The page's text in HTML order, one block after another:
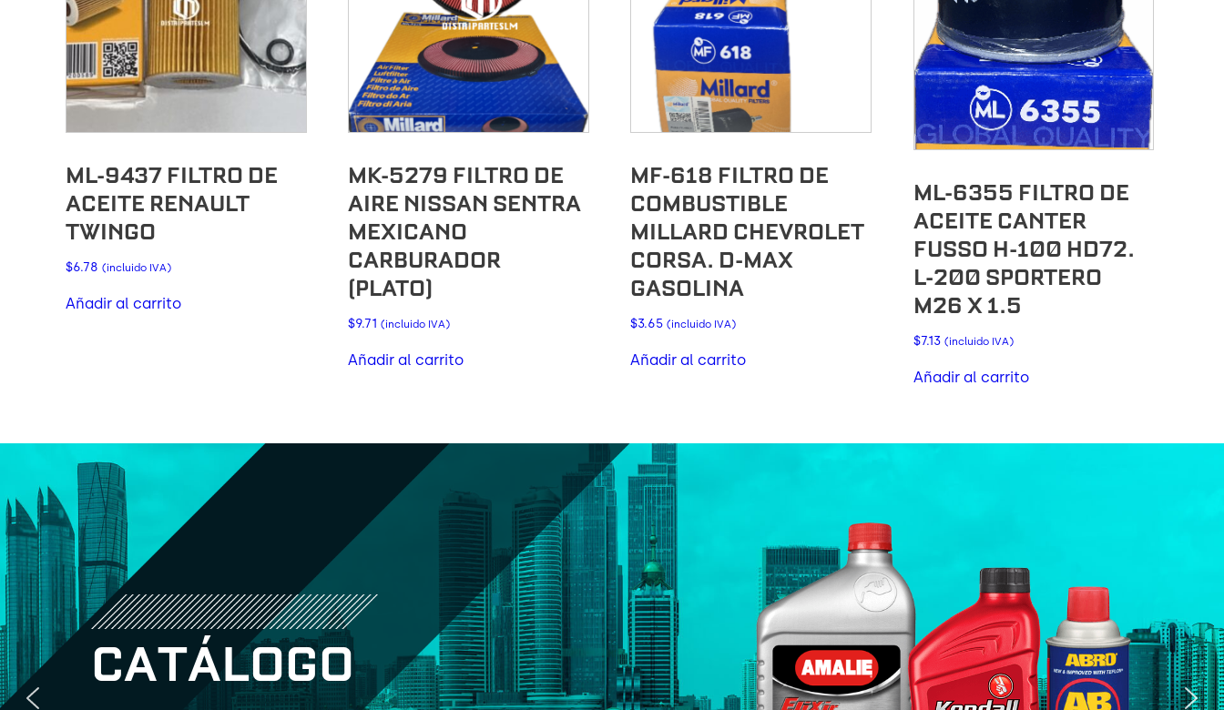
ML-9437 FILTRO DE
ACEITE RENAULT
TWINGO
$6.78 (incluido IVA)
Añadir al carrito
MK-5279 FILTRO DE
AIRE NISSAN SENTRA
MEXICANO
CARBURADOR
(PLATO)
$9.71 (incluido IVA)
Añadir al carrito
MF-618 FILTRO DE
COMBUSTIBLE
MILLARD CHEVROLET
CORSA. D-MAX
GASOLINA
$3.65 (incluido IVA)
Añadir al carrito
ML-6355 FILTRO DE
ACEITE CANTER
FUSSO H-100 HD72.
L-200 SPORTERO
M26 X 1.5
$7.13 (incluido IVA)
Añadir al carrito
CATÁLOGO